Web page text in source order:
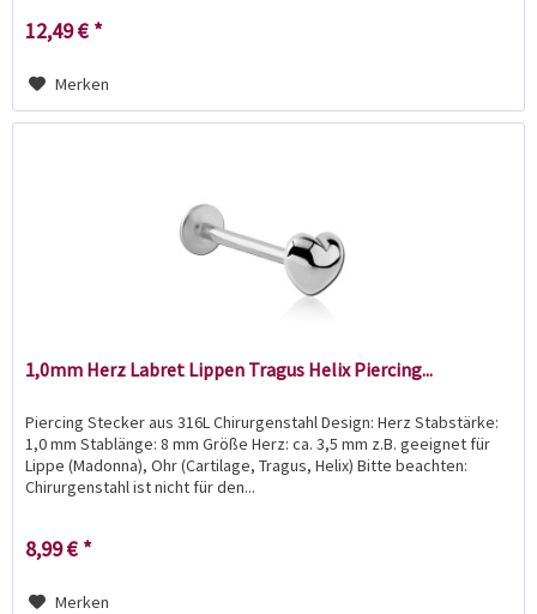
12,49 € *
Merken
1,0mm Herz Labret Lippen Tragus Helix Piercing...
Piercing Stecker aus 316L Chirurgenstahl Design: Herz Stabstärke:
1,0 mm Stablänge: 8 mm Größe Herz: ca. 3,5 mm z.B. geeignet für
Lippe (Madonna), Ohr (Cartilage, Tragus, Helix) Bitte beachten:
Chirurgenstahl ist nicht für den...
8,99 € *
Merken